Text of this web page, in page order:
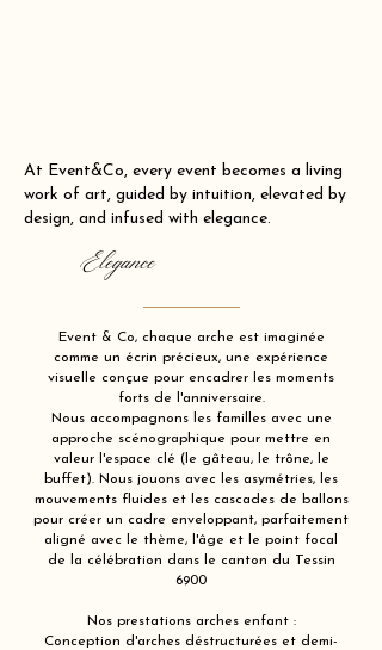
At Event&Co, every event becomes a living
work of art, guided by intuition, elevated by
design, and infused with elegance.
Elegance
Event & Co, chaque arche est imaginée
comme un écrin précieux, une expérience
visuelle conçue pour encadrer les moments
forts de l'anniversaire.
Nous accompagnons les familles avec une
approche scénographique pour mettre en
valeur l'espace clé (le gâteau, le trône, le
buffet). Nous jouons avec les asymétries, les
mouvements fluides et les cascades de ballons
pour créer un cadre enveloppant, parfaitement
aligné avec le thème, l'âge et le point focal
de la célébration dans le canton du Tessin
6900
Nos prestations arches enfant :
Conception d'arches déstructurées et demi-